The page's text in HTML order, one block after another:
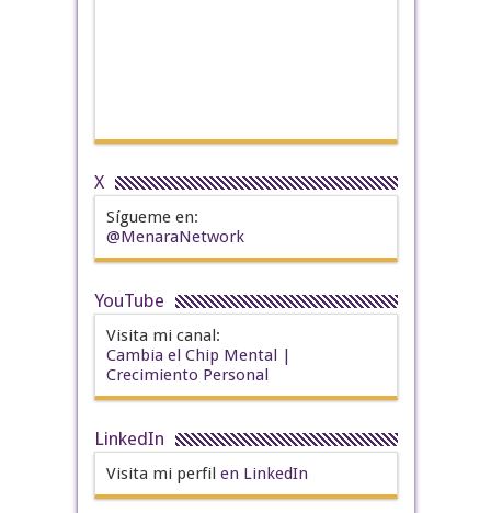
X
Sígueme en:
@MenaraNetwork
YouTube
Visita mi canal:
Cambia el Chip Mental |
Crecimiento Personal
LinkedIn
Visita mi perfil en LinkedIn